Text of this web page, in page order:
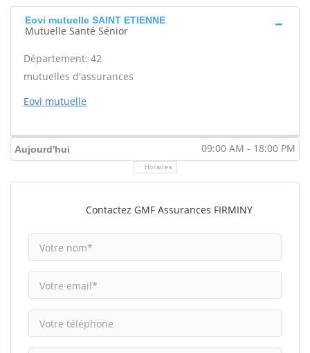
Eovi mutuelle SAINT ETIENNE
Mutuelle Santé Sénior
Département: 42
mutuelles d'assurances
Eovi mutuelle
Aujourd'hui 09:00 AM - 18:00 PM
Horaires
Contactez GMF Assurances FIRMINY